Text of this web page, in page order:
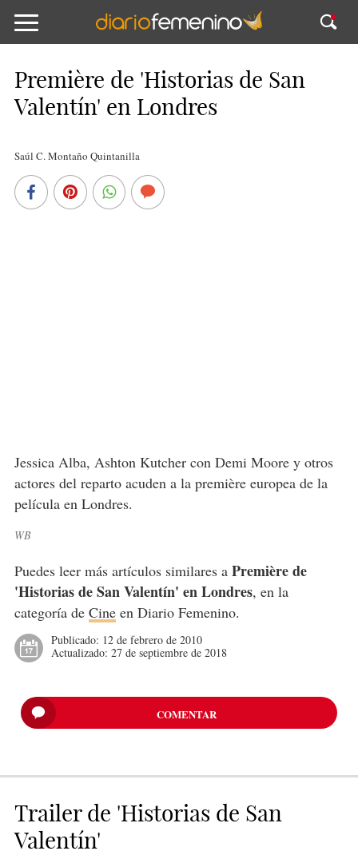
Première de 'Historias de San
Valentín' en Londres
Saúl C. Montaño Quintanilla
Jessica Alba, Ashton Kutcher con Demi Moore y otros
actores del reparto acuden a la première europea de la
película en Londres.
WB
Puedes leer más artículos similares a Première de
'Historias de San Valentín' en Londres, en la
categoría de Cineen Diario Femenino.
Publicado: 12 de febrero de 2010
Actualizado: 27 de septiembre de 2018
COMENTAR
Trailer de 'Historias de San
Valentín'